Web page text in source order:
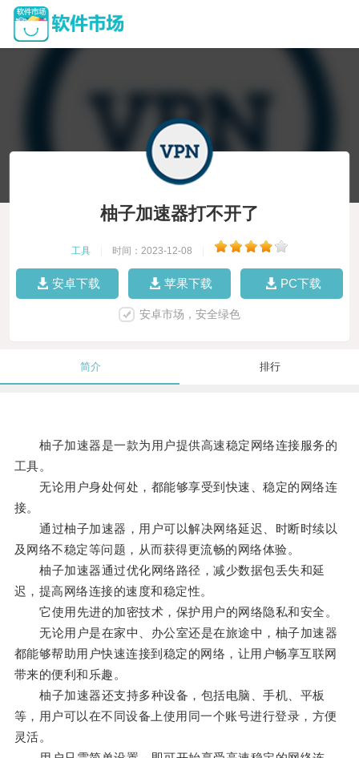
柚子加速器打不开了
工具 时间：2023-12-08
安卓下载 苹果下载 PC下载
安卓市场，安全绿色
简介 排行
柚子加速器是一款为用户提供高速稳定网络连接服务的
工具。
无论用户身处何处，都能够享受到快速、稳定的网络连
接。
通过柚子加速器，用户可以解决网络延迟、时断时续以
及网络不稳定等问题，从而获得更流畅的网络体验。
柚子加速器通过优化网络路径，减少数据包丢失和延
迟，提高网络连接的速度和稳定性。
它使用先进的加密技术，保护用户的网络隐私和安全。
无论用户是在家中、办公室还是在旅途中，柚子加速器
都能够帮助用户快速连接到稳定的网络，让用户畅享互联网
带来的便利和乐趣。
柚子加速器还支持多种设备，包括电脑、手机、平板
等，用户可以在不同设备上使用同一个账号进行登录，方便
灵活。